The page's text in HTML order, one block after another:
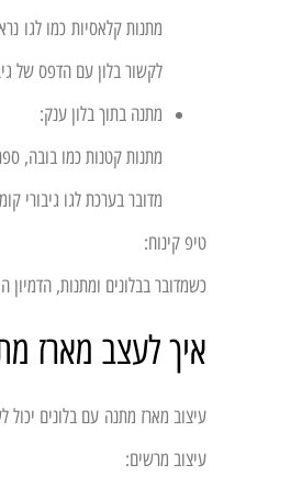
מתנות קלאסיות כמו לגו
לקשור בלון עם הדפס של
מתנה בתוך בלון ענק:
מתנות קטנות כמו בובה,
מדובר בערכת לגו גיבורי
טיפ קינוח:
כשמדובר בבלונים ומתנות,
איך לעצב מארז
עיצוב מארז מתנה עם בלונים
עיצוב מרשים: